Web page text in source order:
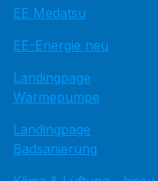
EE Medatsu
EE-Energie neu
Landingpage
Wärmepumpe
Landingpage
Badsanierung